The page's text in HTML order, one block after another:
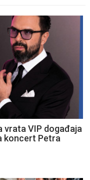
vrata VIP događaja
koncert Petra